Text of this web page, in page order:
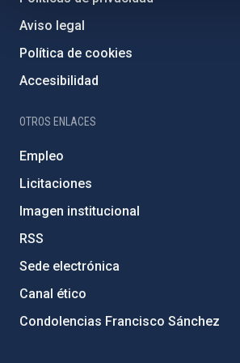
Aviso legal
Política de cookies
Accesibilidad
OTROS ENLACES
Empleo
Licitaciones
Imagen institucional
RSS
Sede electrónica
Canal ético
Condolencias Francisco Sánchez